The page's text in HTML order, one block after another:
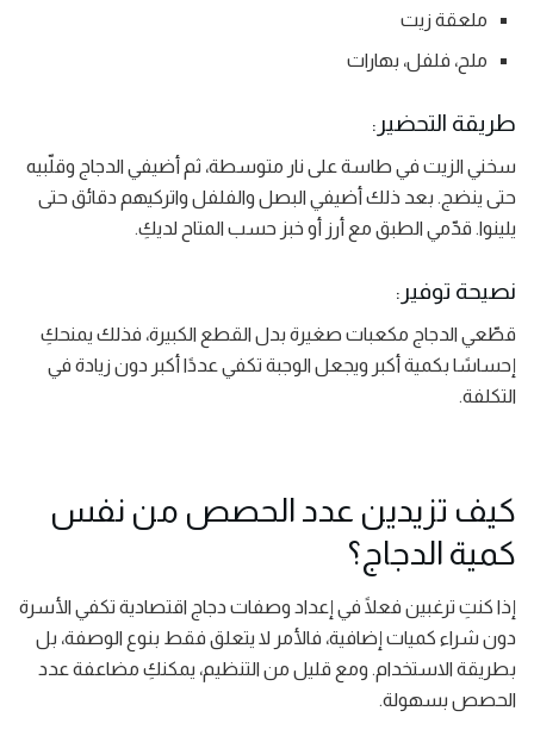
ملعقة زيت
ملح، فلفل، بهارات
طريقة التحضير:
سخني الزيت في طاسة على نار متوسطة، ثم أضيفي الدجاج وقلّبيه
حتى ينضج. بعد ذلك أضيفي البصل والفلفل واتركيهم دقائق حتى
يلينوا. قدّمي الطبق مع أرز أو خبز حسب المتاح لديكِ.
نصيحة توفير:
قطّعي الدجاج مكعبات صغيرة بدل القطع الكبيرة، فذلك يمنحكِ
إحساسًا بكمية أكبر ويجعل الوجبة تكفي عددًا أكبر دون زيادة في
التكلفة.
كيف تزيدين عدد الحصص من نفس
كمية الدجاج؟
إذا كنتِ ترغبين فعلًا في إعداد وصفات دجاج اقتصادية تكفي الأسرة
دون شراء كميات إضافية، فالأمر لا يتعلق فقط بنوع الوصفة، بل
بطريقة الاستخدام. ومع قليل من التنظيم، يمكنكِ مضاعفة عدد
الحصص بسهولة.